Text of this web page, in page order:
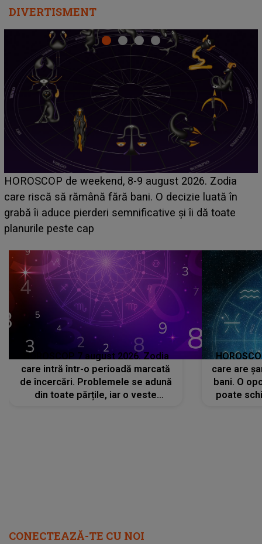
DIVERTISMENT
Emanuel a ținut ACEST DETALIU ASCUNS până
acum! În fața Alexandrei, concurentul din Casa Iubirii
face o MĂRTURISIRE NEAȘTEPTATĂ despre mama
sa: "I-am spus și ei în față, eu nu te iubesc pentru
HOROSCOP 7 august 2026. Zodia
care intră într-o perioadă marcată
de încercări. Problemele se adună
din toate părțile, iar o veste
care are
bani. O
poate
CONECTEAZĂ-TE CU NOI